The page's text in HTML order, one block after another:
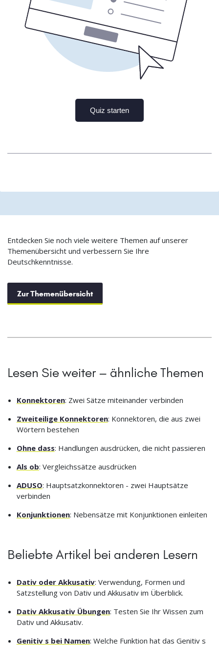
Entdecken Sie noch viele weitere Themen auf unserer
Themenübersicht und verbessern Sie Ihre
Deutschkenntnisse.
Zur Themenübersicht
Lesen Sie weiter – ähnliche Themen
Konnektoren: Zwei Sätze miteinander verbinden
Zweiteilige Konnektoren: Konnektoren, die aus zwei
Wörtern bestehen
Ohne dass: Handlungen ausdrücken, die nicht passieren
Als ob: Vergleichssätze ausdrücken
ADUSO: Hauptsatzkonnektoren - zwei Hauptsätze
verbinden
Konjunktionen: Nebensätze mit Konjunktionen einleiten
Beliebte Artikel bei anderen Lesern
Dativ oder Akkusativ: Verwendung, Formen und
Satzstellung von Dativ und Akkusativ im Überblick.
Dativ Akkusativ Übungen: Testen Sie Ihr Wissen zum
Dativ und Akkusativ.
Genitiv s bei Namen: Welche Funktion hat das Genitiv s